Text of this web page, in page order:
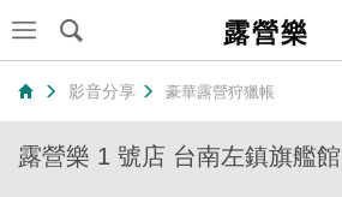
露營樂
影音分享 豪華露營狩獵帳
露營樂 1 號店 台南左鎮旗艦館